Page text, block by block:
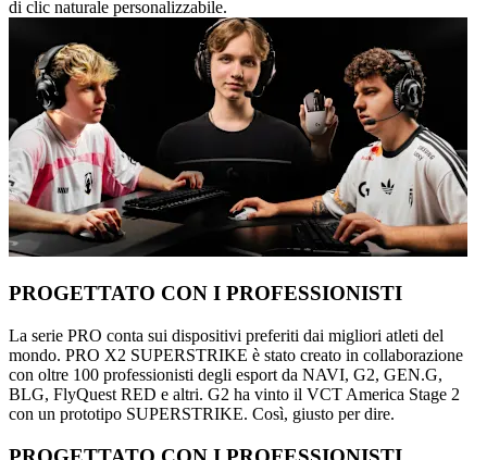
di clic naturale personalizzabile.
PROGETTATO CON I PROFESSIONISTI
La serie PRO conta sui dispositivi preferiti dai migliori atleti del
mondo. PRO X2 SUPERSTRIKE è stato creato in collaborazione
con oltre 100 professionisti degli esport da NAVI, G2, GEN.G,
BLG, FlyQuest RED e altri. G2 ha vinto il VCT America Stage 2
con un prototipo SUPERSTRIKE. Così, giusto per dire.